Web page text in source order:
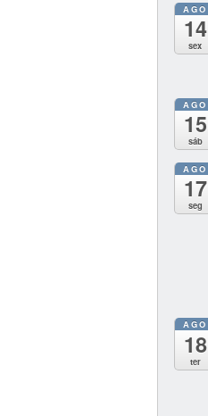
AGO
14
sex
AGO
15
sáb
AGO
17
seg
AGO
18
ter